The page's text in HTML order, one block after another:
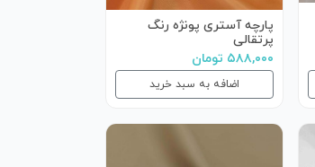
پارچه آستری پونژه رنگ
پرتقالی
۵۸۸,۰۰۰ تومان
اضافه به سبد خرید